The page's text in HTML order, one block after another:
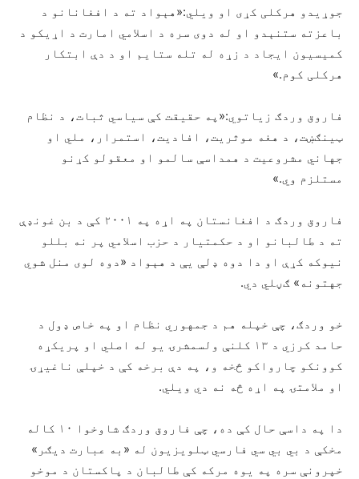
جوړيدو هرکلی کړی او ویلي:«‏هېواد ته د افغانانو د
باعزته ستنېدو او له دوی سره د اسلامي امارت د اړیکو د
کمیسیون ایجاد د زړه له تله ستایم او د دې ابتکار
هرکلی کوم.»
فاروق وردګ زیاتوي:«په حقیقت کې سیاسي ثبات، د نظام
ټینګښت، د هغه موثریت، افادیت، استمرار، ملي او
جهاني مشروعیت د همداسې سالمو او معقولو کړنو
مستلزم وي.»
فاروق وردګ د افغانستان په اړه په ۲۰۰۱ کې د بن غونډې
ته د طالبانو او د حکمتیار د حزب اسلامي پر نه بللو
نیوکه کړې او دا دوه ډلې یې د هېواد «دوه لوی منل شوي
جهتونه» ګڼلي دي.
خو وردګ، چې خپله هم د جمهوري نظام او په خاص ډول د
حامد کرزي د ۱۳ کلنې ولسمشرۍ یو له اصلي او پريکړه
کوونکو چارواکو څخه و، په دې برخه کې د خپلې ناغيړۍ
او ملامتۍ په اړه څه نه دي ويلي.
دا په داسې حال کې ده، چې فاروق وردګ شاوخوا ۱۰ کاله
مخکې د بي بي سي فارسي ټلویزیون له «به عبارت دیګر»
خپرونې سره په یوه مرکه کې طالبان د پاکستان د موخو